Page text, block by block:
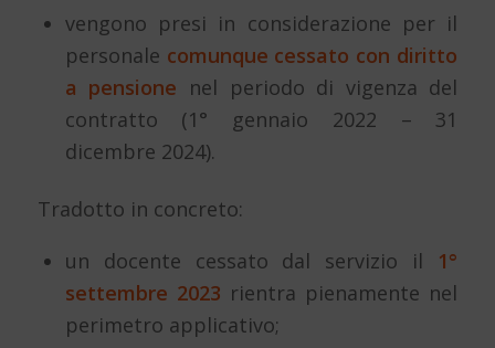
vengono presi in considerazione per il
personale comunque cessato con diritto
a pensione nel periodo di vigenza del
contratto (1° gennaio 2022 – 31
dicembre 2024).
Tradotto in concreto:
un docente cessato dal servizio il 1°
settembre 2023 rientra pienamente nel
perimetro applicativo;